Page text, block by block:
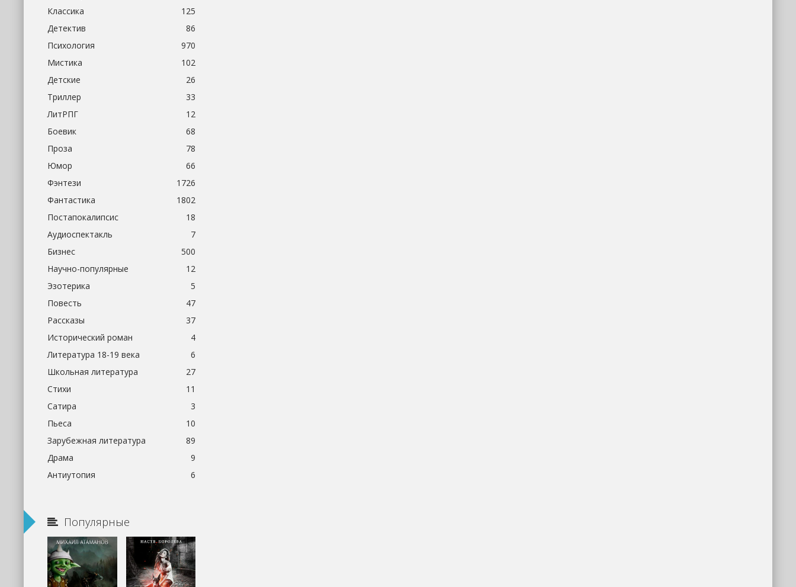
Классика
125
Детектив
86
Психология
970
Мистика
102
Детские
26
Триллер
33
ЛитРПГ
12
Боевик
68
Проза
78
Юмор
66
Фэнтези
1726
Фантастика
1802
Постапокалипсис
18
Аудиоспектакль
7
Бизнес
500
Научно-популярные
12
Эзотерика
5
Повесть
47
Рассказы
37
Исторический роман
4
Литература 18-19 века
6
Школьная литература
27
Стихи
11
Сатира
3
Пьеса
10
Зарубежная литература
89
Драма
9
Антиутопия
6
Популярные